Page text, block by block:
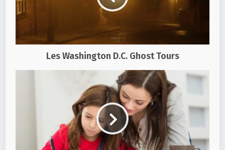
Les Washington D.C. Ghost Tours